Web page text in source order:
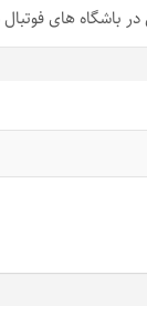
باشگاه های فوتبال